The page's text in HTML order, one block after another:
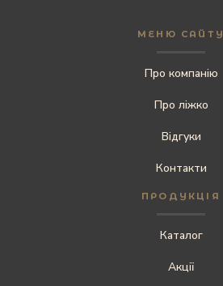
МЕНЮ САЙТУ
Про компанію
Про ліжко
Відгуки
Контакти
ПРОДУКЦІЯ
Каталог
Акції